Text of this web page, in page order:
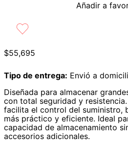
Añadir a
$55,695
Tipo de entrega: Envió a
Diseñada para almacenar
con total seguridad y
facilita el control del suministro,
más práctico y eficiente. Ideal
capacidad de almacenamiento
accesorios adicionales.